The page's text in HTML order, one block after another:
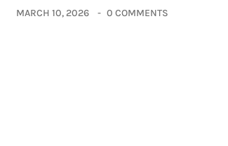
MARCH 10, 2026 0 COMMENTS